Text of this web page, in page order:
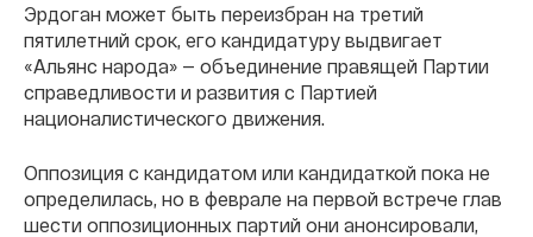
Эрдоган может быть переизбран на третий
пятилетний срок, его кандидатуру выдвигает
«Альянс народа» — объединение правящей Партии
справедливости и развития с Партией
националистического движения.
Оппозиция с кандидатом или кандидаткой пока не
определилась, но в феврале на первой встрече глав
шести оппозиционных партий они анонсировали,